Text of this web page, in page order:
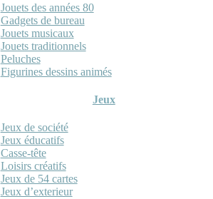
Jouets des années 80
Gadgets de bureau
Jouets musicaux
Jouets traditionnels
Peluches
Figurines dessins animés
Jeux
Jeux de société
Jeux éducatifs
Casse-tête
Loisirs créatifs
Jeux de 54 cartes
Jeux d’exterieur